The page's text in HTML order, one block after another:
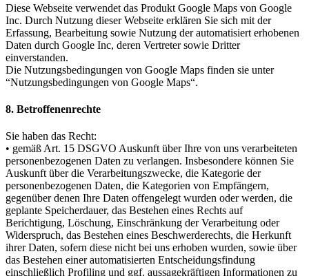
Diese Webseite verwendet das Produkt Google Maps von Google
Inc. Durch Nutzung dieser Webseite erklären Sie sich mit der
Erfassung, Bearbeitung sowie Nutzung der automatisiert erhobenen
Daten durch Google Inc, deren Vertreter sowie Dritter
einverstanden.
Die Nutzungsbedingungen von Google Maps finden sie unter
“Nutzungsbedingungen von Google Maps“.
8. Betroffenenrechte
Sie haben das Recht:
• gemäß Art. 15 DSGVO Auskunft über Ihre von uns verarbeiteten
personenbezogenen Daten zu verlangen. Insbesondere können Sie
Auskunft über die Verarbeitungszwecke, die Kategorie der
personenbezogenen Daten, die Kategorien von Empfängern,
gegenüber denen Ihre Daten offengelegt wurden oder werden, die
geplante Speicherdauer, das Bestehen eines Rechts auf
Berichtigung, Löschung, Einschränkung der Verarbeitung oder
Widerspruch, das Bestehen eines Beschwerderechts, die Herkunft
ihrer Daten, sofern diese nicht bei uns erhoben wurden, sowie über
das Bestehen einer automatisierten Entscheidungsfindung
einschließlich Profiling und ggf. aussagekräftigen Informationen zu